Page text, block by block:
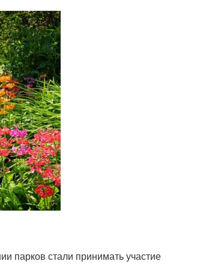
парков стали принимать участие